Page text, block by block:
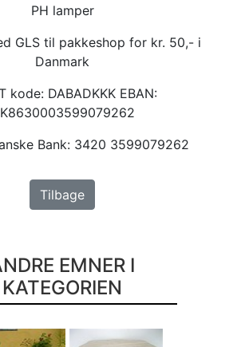
PH lamper
GLS til pakkeshop for kr. 50,- i
Danmark
kode: DABADKKK EBAN:
Bank: 3420 3599079262
Tilbage
EMNER I
KATEGORIEN